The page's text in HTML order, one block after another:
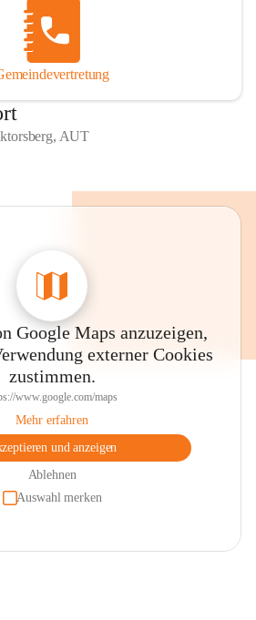
AUT
Google Maps anzuzeigen,
externer Cookies
zustimmen.
www.google.com/maps
Mehr erfahren
und anzeigen
Ablehnen
Auswahl merken